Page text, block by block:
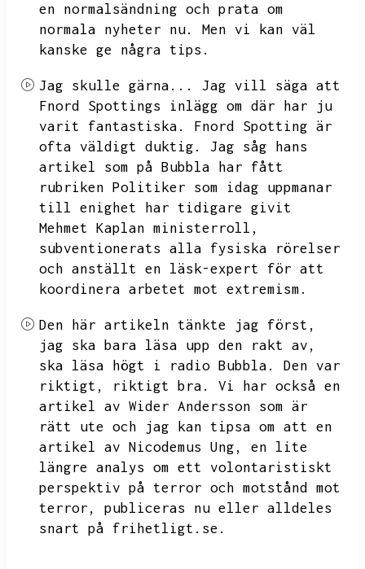
en normalsändning och prata om
normala nyheter nu.
Men vi kan väl
kanske ge några tips.
Jag skulle gärna...
Jag vill säga att
Fnord Spottings inlägg om där har ju
varit fantastiska.
Fnord Spotting är
ofta väldigt duktig.
Jag såg hans
artikel som på Bubbla har fått
rubriken Politiker som idag uppmanar
till enighet har tidigare givit
Mehmet Kaplan ministerroll,
subventionerats alla fysiska rörelser
och anställt en läsk-expert för att
koordinera arbetet mot extremism.
Den här artikeln tänkte jag först,
jag ska bara läsa upp den rakt av,
ska läsa högt i radio Bubbla.
Den var
riktigt,
riktigt bra.
Vi har också en
artikel av Wider Andersson som är
rätt ute och jag kan tipsa om att en
artikel av Nicodemus Ung,
en lite
längre analys om ett volontaristiskt
perspektiv på terror och motstånd mot
terror,
publiceras nu eller alldeles
snart på frihetligt.se.